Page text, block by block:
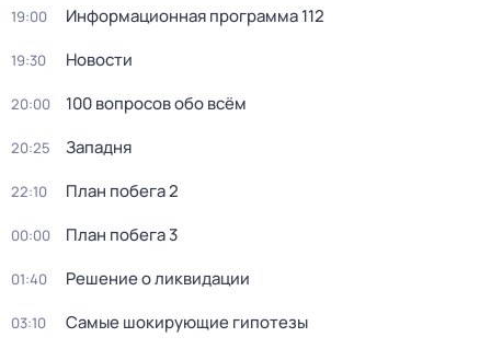
19:00 Информационная программа 112
19:30 Новости
20:00 100 вопросов обо всём
20:25 Западня
22:10 План побега 2
00:00 План побега 3
01:40 Решение о ликвидации
03:10 Самые шoкиpующие гипотезы